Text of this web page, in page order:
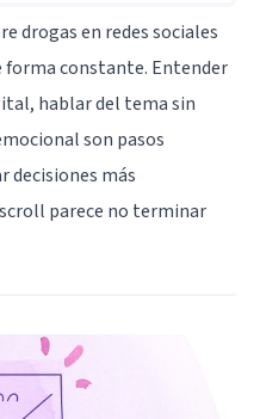
drogas en redes sociales
forma constante. Entender
hablar del tema sin
son pasos
decisiones más
parece no terminar